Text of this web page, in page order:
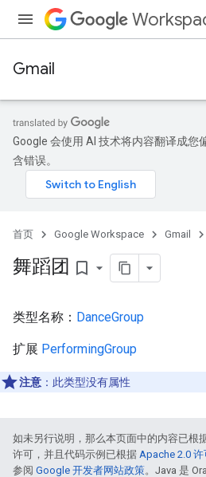
Gmail
Google 会使用 AI 技术将内容翻译成您
含错误。
首页 Google Workspace Gmail
舞蹈团 bookmark_border
类型名称： DanceGroup
扩展 PerformingGroup
注意 ：此类型没有属性
如未另行说明，那么本页面中的内容已根
许可，并且代码示例已根据 Apache 2.0 许
参阅 Google 开发者网站政策。Java 是